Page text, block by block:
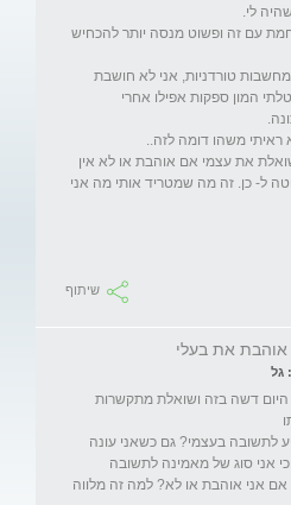
עם זה ופשוט מנסה יותר להכחיש
טורדניות, אני לא חושבת
המון ספקות אפילו אחרי
את עצמי אם אוהבת או לא אין
ל- כן. זה מה שמטריד אותי מה אני
שיתוף
היום דשה בזה ושואלת מתקשרות
לתשובה בעצמי? גם כשאני עונה
אני אוהבת או לא? למה זה מלווה